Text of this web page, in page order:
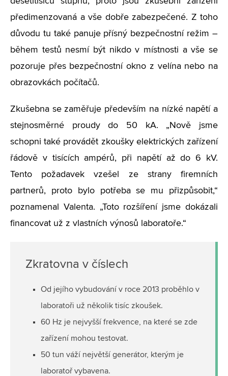
předimenzovaná a vše dobře zabezpečené. Z toho
důvodu tu také panuje přísný bezpečnostní režim –
během testů nesmí být nikdo v místnosti a vše se
pozoruje přes bezpečnostní okno z velína nebo na
obrazovkách počítačů.
Zkušebna se zaměřuje především na nízké napětí a
stejnosměrné proudy do 50 kA. „Nově jsme
schopni také provádět zkoušky elektrických zařízení
řádově v tisících ampérů, při napětí až do 6 kV.
Tento požadavek vzešel ze strany firemních
partnerů, proto bylo potřeba se mu přizpůsobit,“
poznamenal Valenta. „Toto rozšíření jsme dokázali
financovat už z vlastních výnosů laboratoře.“
Zkratovna v číslech
Od jejího vybudování v roce 2013 proběhlo v
laboratoři už několik tisíc zkoušek.
60 Hz je nejvyšší frekvence, na které se zde
zařízení mohou testovat.
50 tun váží největší generátor, kterým je
laboratoř vybavena.